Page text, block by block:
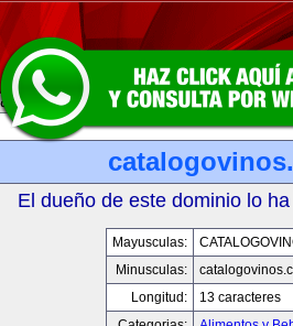
El dueño de este dominio lo
Mayusculas:
Minusculas:
Longitud:
13 caracteres